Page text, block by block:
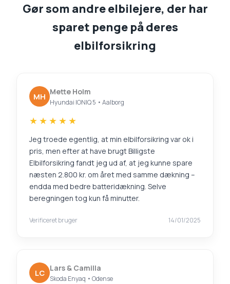
Gør som andre elbilejere, der har
sparet penge på deres
elbilforsikring
MH Mette Holm
Hyundai IONIQ 5 • Aalborg
★★★★★
Jeg troede egentlig, at min elbilforsikring var ok i
pris, men efter at have brugt Billigste
Elbilforsikring fandt jeg ud af, at jeg kunne spare
næsten 2.800 kr. om året med samme dækning –
endda med bedre batteridækning. Selve
beregningen tog kun få minutter.
Verificeret bruger 14/01/2025
LC Lars & Camilla
Skoda Enyaq • Odense